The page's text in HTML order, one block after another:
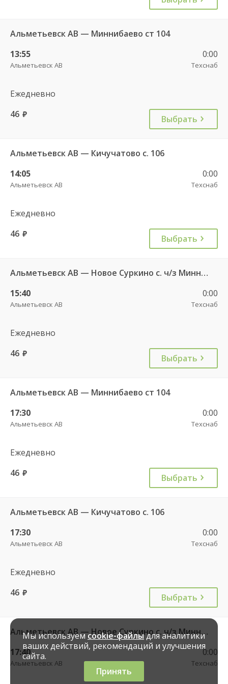
Альметьевск АВ — Миннибаево ст 104
13:55
Альметьевск АВ
0:00
Техснаб
Ежедневно
46 руб. Выбрать
Альметьевск АВ — Кичучатово с. 106
14:05
Альметьевск АВ
0:00
Техснаб
Ежедневно
46 руб. Выбрать
Альметьевск АВ — Новое Суркино с. ч/з Миннибаево с. 113
15:40
Альметьевск АВ
0:00
Техснаб
Ежедневно
46 руб. Выбрать
Альметьевск АВ — Миннибаево ст 104
17:30
Альметьевск АВ
0:00
Техснаб
Ежедневно
46 руб. Выбрать
Альметьевск АВ — Кичучатово с. 106
17:30
Альметьевск АВ
0:00
Техснаб
Ежедневно
46 руб. Выбрать
Альметьевск АВ — Новое Суркино с. ч/з Миннибаево с. 113
17:40
Альметьевск АВ
0:00
Техснаб
Мы используемcookie-файлыдля аналитики
ваших действий, рекомендаций и улучшения
сайта.
Принять